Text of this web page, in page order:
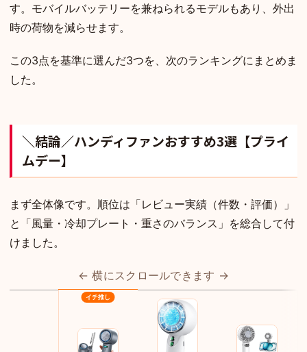
す。モバイルバッテリーを兼ねられるモデルもあり、外出
時の荷物を減らせます。
この3点を基準に選んだ3つを、次のランキングにまとめま
した。
＼結論／ハンディファンおすすめ3選【プライ
ムデー】
まず全体像です。順位は「レビュー実績（件数・評価）」
と「風量・冷却プレート・重さのバランス」を総合して付
けました。
← 横にスクロールできます →